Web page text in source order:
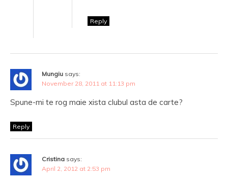
Reply
Mungiu says:
November 28, 2011 at 11:13 pm
Spune-mi te rog maie xista clubul asta de carte?
Reply
Cristina says:
April 2, 2012 at 2:53 pm